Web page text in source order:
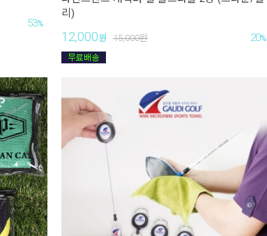
53%
리)
12,000원 15,000원 20%